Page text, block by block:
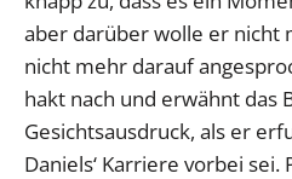
aber darüber wolle er nicht
nicht mehr darauf
hakt nach und erwähnt das
Gesichtsausdruck, als er
Daniels‘ Karriere vorbei